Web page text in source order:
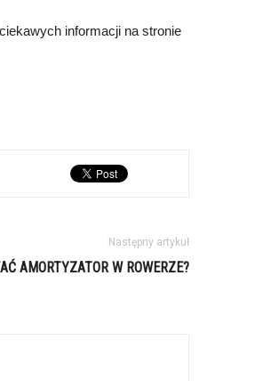
informacji na stronie
Następny artykuł
AMORTYZATOR W ROWERZE?